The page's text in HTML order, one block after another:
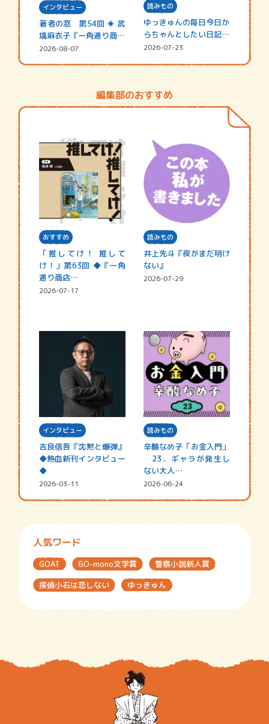
インタビュー
著者の窓 第54回 ◈ 武
塙麻衣子『一角通り商店
街の…
2026-08-07
読みもの
ゆっきゅんの毎日今日か
らちゃんとしたい日記
☆202…
2026-07-23
編集部のおすすめ
おすすめ
「推してけ！ 推して
け！」第63回 ◆『一角
通り商店…
2026-07-17
読みもの
井上先斗『夜がまだ明け
ない』
2026-07-29
インタビュー
吉良信吾『沈黙と爆弾』
◆熱血新刊インタビュー
◆
2026-03-11
読みもの
辛酸なめ子「お金入門」
23．ギャラが発生し
ない大人…
2026-06-24
人気ワード
GOAT GO-mono文学賞
警察小説新人賞
探偵小石は恋しない
ゆっきゅん